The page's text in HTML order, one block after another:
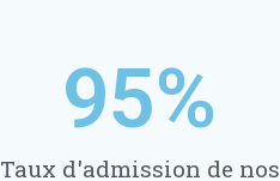
95%
Taux d'admission de nos